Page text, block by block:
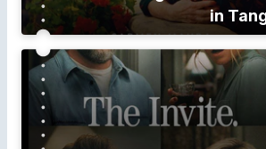
in